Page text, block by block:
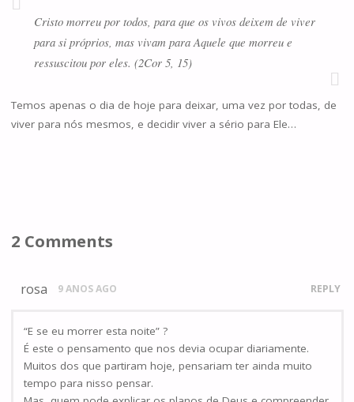
Cristo morreu por todos, para que os vivos deixem de viver
para si próprios, mas vivam para Aquele que morreu e
ressuscitou por eles. (2Cor 5, 15)
Temos apenas o dia de hoje para deixar, uma vez por todas, de
viver para nós mesmos, e decidir viver a sério para Ele…
2 Comments
rosa 9 ANOS AGO REPLY
“E se eu morrer esta noite” ?
É este o pensamento que nos devia ocupar diariamente.
Muitos dos que partiram hoje, pensariam ter ainda muito
tempo para nisso pensar.